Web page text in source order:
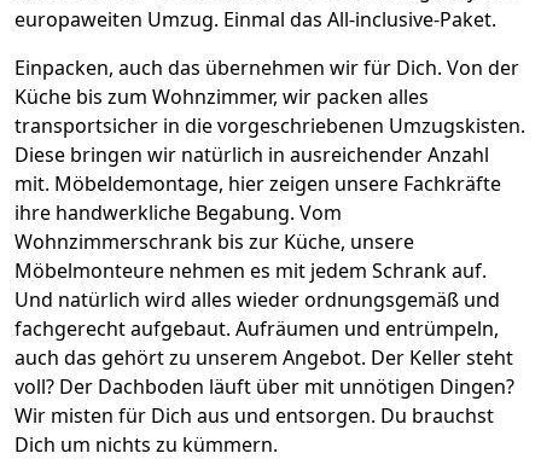
europaweiten Umzug. Einmal das All-inclusive-Paket.
Einpacken, auch das übernehmen wir für Dich. Von der
Küche bis zum Wohnzimmer, wir packen alles
transportsicher in die vorgeschriebenen Umzugskisten.
Diese bringen wir natürlich in ausreichender Anzahl
mit. Möbeldemontage, hier zeigen unsere Fachkräfte
ihre handwerkliche Begabung. Vom
Wohnzimmerschrank bis zur Küche, unsere
Möbelmonteure nehmen es mit jedem Schrank auf.
Und natürlich wird alles wieder ordnungsgemäß und
fachgerecht aufgebaut. Aufräumen und entrümpeln,
auch das gehört zu unserem Angebot. Der Keller steht
voll? Der Dachboden läuft über mit unnötigen Dingen?
Wir misten für Dich aus und entsorgen. Du brauchst
Dich um nichts zu kümmern.